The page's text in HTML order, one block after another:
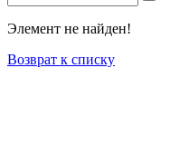
Элемент не найден!
Возврат к списку